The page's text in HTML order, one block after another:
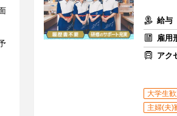
給与
雇用
アク
大学生
主婦(夫)